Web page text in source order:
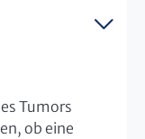
Tumors
ob eine